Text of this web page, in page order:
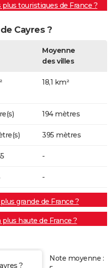
touristiques de France ?
Cayres ?
Moyenne
des villes
18,1 km²
194 mètres
395 mètres
-
-
grande de France ?
haute de France ?
?
Note moyenne :